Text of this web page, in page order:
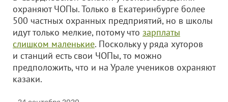
охраняют ЧОПы. Только в Екатеринбурге более
500 частных охранных предприятий, но в школы
идут только мелкие, потому что зарплаты
слишком маленькие. Поскольку у ряда хуторов
и станций есть свои ЧОПы, то можно
предположить, что и на Урале учеников охраняют
казаки.